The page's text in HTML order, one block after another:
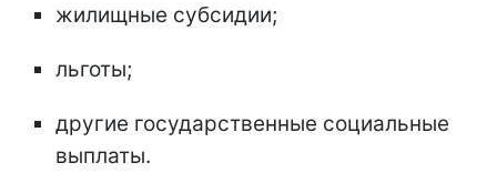
жилищные субсидии;
льготы;
другие государственные социальные
выплаты.